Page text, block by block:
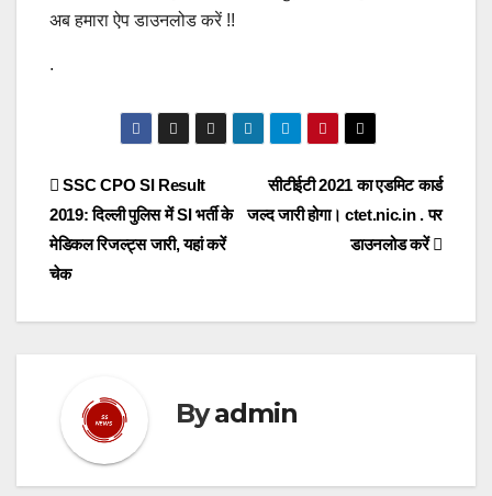
अब हमारा ऐप डाउनलोड करें !!
.
Post
navigation
सीटीईटी 2021 का एडमिट कार्ड
जल्द जारी होगा। ctet.nic.in . पर
डाउनलोड करें
SSC CPO SI Result
2019: दिल्ली पुलिस में SI भर्ती के
मेडिकल रिजल्ट्स जारी, यहां करें
चेक
Byadmin